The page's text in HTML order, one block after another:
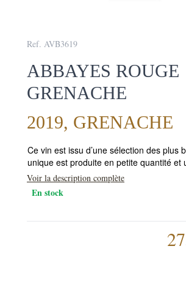
Ref. AVB3619
ABBAYES ROUGE
GRENACHE
2019, GRENACHE
Ce vin est issu d’une sélection des
unique est produite en petite quantité
Voir la description complète
En stock